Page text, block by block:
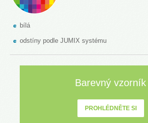
bílá
odstíny podle JUMIX systému
Barevný vzorník
PROHLÉDNĚTE SI